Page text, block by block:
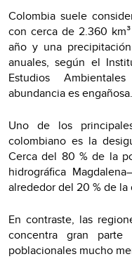
Colombia suele
con cerca de 2.360
año y una
anuales, según el
Estudios
abundancia es engañosa.
Uno de los
colombiano es la
Cerca del 80 % de la
hidrográfica
alrededor del 20 % de
En contraste, las
concentra gran parte
poblacionales mucho